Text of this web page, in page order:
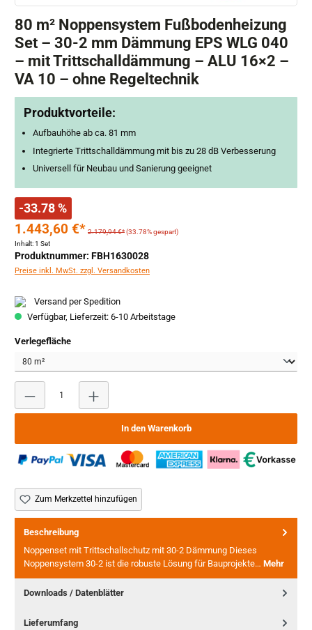
80 m² Noppensystem Fußbodenheizung
Set – 30-2 mm Dämmung EPS WLG 040
– mit Trittschalldämmung – ALU 16×2 –
VA 10 – ohne Regeltechnik
Produktvorteile:
Aufbauhöhe ab ca. 81 mm
Integrierte Trittschalldämmung mit bis zu 28 dB Verbesserung
Universell für Neubau und Sanierung geeignet
-33.78 %
1.443,60 €* 2.179,94 €*(33.78% gespart)
Inhalt:1 Set
Produktnummer: FBH1630028
Preise inkl. MwSt. zzgl. Versandkosten
Versand per Spedition
Verfügbar, Lieferzeit: 6-10 Arbeitstage
Verlegeflächeauswählen
In den Warenkorb
Zum Merkzettel hinzufügen
Beschreibung
Noppenset mit Trittschallschutz mit 30-2 Dämmung Dieses
Noppensystem 30-2 ist die robuste Lösung für Bauprojekte… Mehr
Downloads / Datenblätter
Lieferumfang